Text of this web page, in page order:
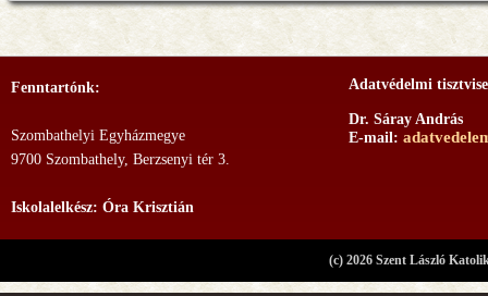
Fenntartónk:
Szombathelyi Egyházmegye
9700 Szombathely, Berzsenyi tér 3.
Iskolalelkész: Óra Krisztián
Adatvédelmi
Dr. Sáray András
E-mail:
(c) 2026 Szent László